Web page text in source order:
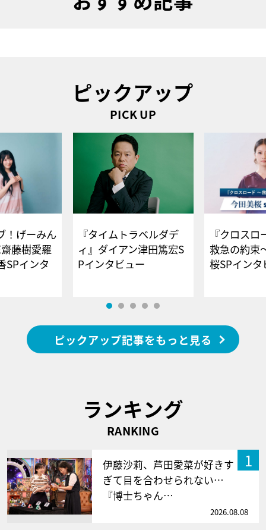
ピックアップ
PICK UP
！げーみん
藤樹愛羅
SPインタ
『タイムトラベルダデ
ィ』ダイアン津田篤宏S
Pインタビュー
『クロス
救急の約束
桜SPイ
ピックアップ記事をもっと見る
ランキング
RANKING
1
伊藤沙莉、芦田愛菜が好きす
ぎて目を合わせられない…
『博士ちゃん…
2026.08.08